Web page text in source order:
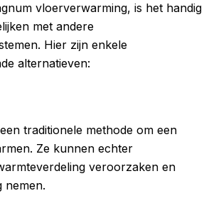
vloerverwarming, is het handig
met andere
Hier zijn enkele
alternatieven:
traditionele methode om een
Ze kunnen echter
veroorzaken en
nemen.